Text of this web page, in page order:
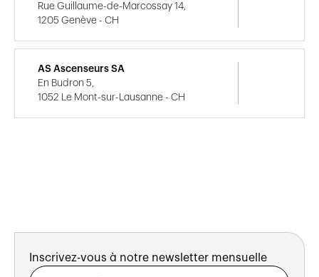
Rue Guillaume-de-Marcossay 14,
1205 Genève - CH
AS Ascenseurs SA
En Budron 5,
1052 Le Mont-sur-Lausanne - CH
Inscrivez-vous à notre newsletter mensuelle